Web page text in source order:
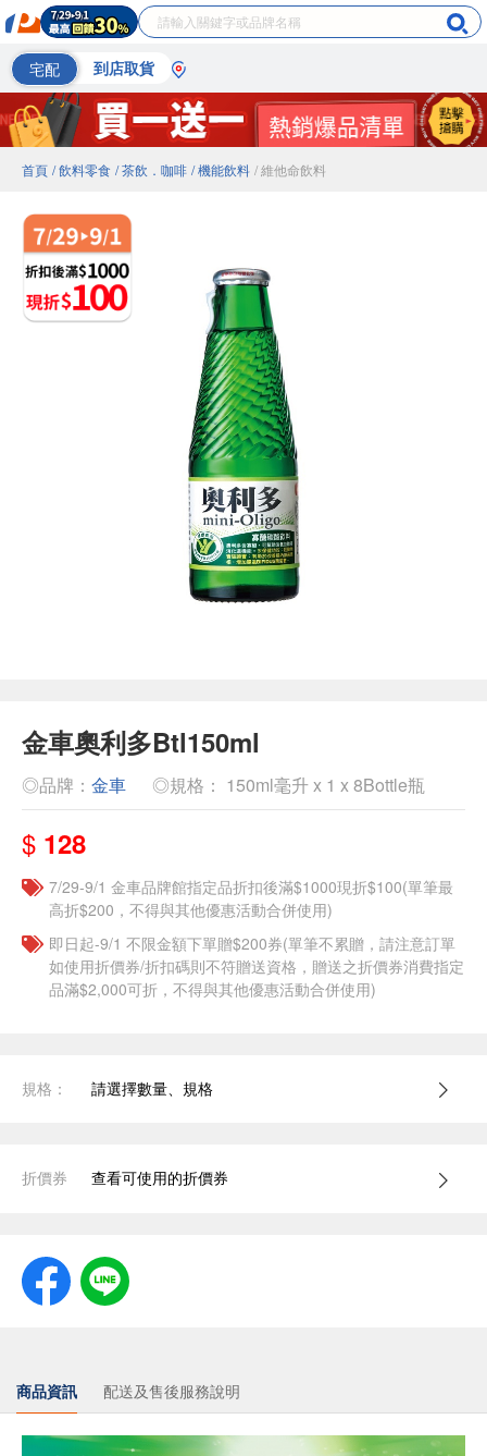
宅配 到店取貨
首頁 / 飲料零食 / 茶飲．咖啡 / 機能飲料 / 維他命飲料
金車奧利多Btl150ml
◎品牌： 金車 ◎規格： 150ml毫升 x 1 x 8Bottle瓶
$ 128
7/29-9/1 金車品牌館指定品折扣後滿$1000現折$100(單筆最
高折$200，不得與其他優惠活動合併使用)
即日起-9/1 不限金額下單贈$200券(單筆不累贈，請注意訂單
如使用折價券/折扣碼則不符贈送資格，贈送之折價券消費指定
品滿$2,000可折，不得與其他優惠活動合併使用)
規格： 請選擇數量、規格
折價券 查看可使用的折價券
商品資訊 配送及售後服務說明